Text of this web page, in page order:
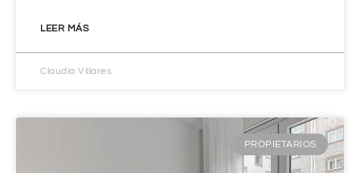
LEER MÁS
Claudia Villares
PROPIETARIOS